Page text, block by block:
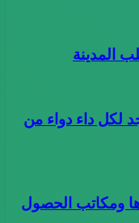
المدينة
لكل داء دواء من
ومكاتب الحصول